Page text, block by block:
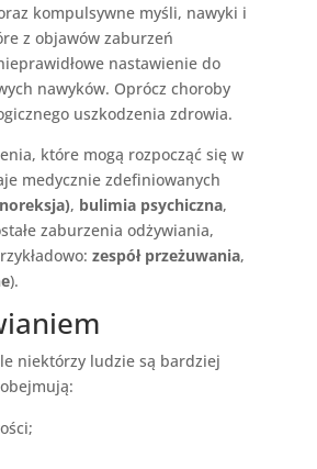
kompulsywne myśli, nawyki i
z objawów zaburzeń
nastawienie do
nawyków. Oprócz choroby
uszkodzenia zdrowia.
które mogą rozpocząć się w
medycznie zdefiniowanych
, bulimia psychiczna,
zaburzenia odżywiania,
zespół przeżuwania,
).
niektórzy ludzie są bardziej